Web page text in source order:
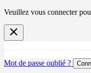
Veuillez vous connecter
Mot de passe oublié ?